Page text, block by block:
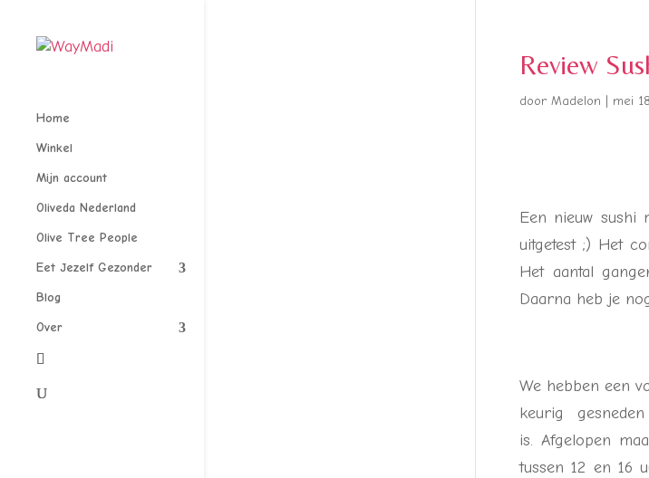
Home
Winkel
Mijn account
Oliveda Nederland
Olive Tree People
Eet Jezelf Gezonder
Blog
Over
Review
doorMadelon mei
Een nieuw sushi
uitgetest ;) Het
Het aantal
Daarna heb je
We hebben een
keurig
is. Afgelopen
tussen 12 en 16